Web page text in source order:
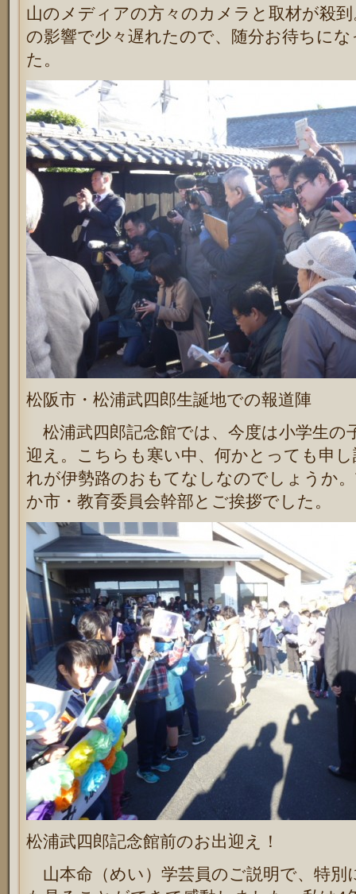
山のメディアの方々のカメラと取材が殺
の影響で少々遅れたので、随分お待ちに
た。
松阪市・松浦武四郎生誕地での報道陣
松浦武四郎記念館では、今度は小学生の
迎え。こちらも寒い中、何かとっても申
れが伊勢路のおもてなしなのでしょうか
か市・教育委員会幹部とご挨拶でした。
松浦武四郎記念館前のお出迎え！
山本命（めい）学芸員のご説明で、特別